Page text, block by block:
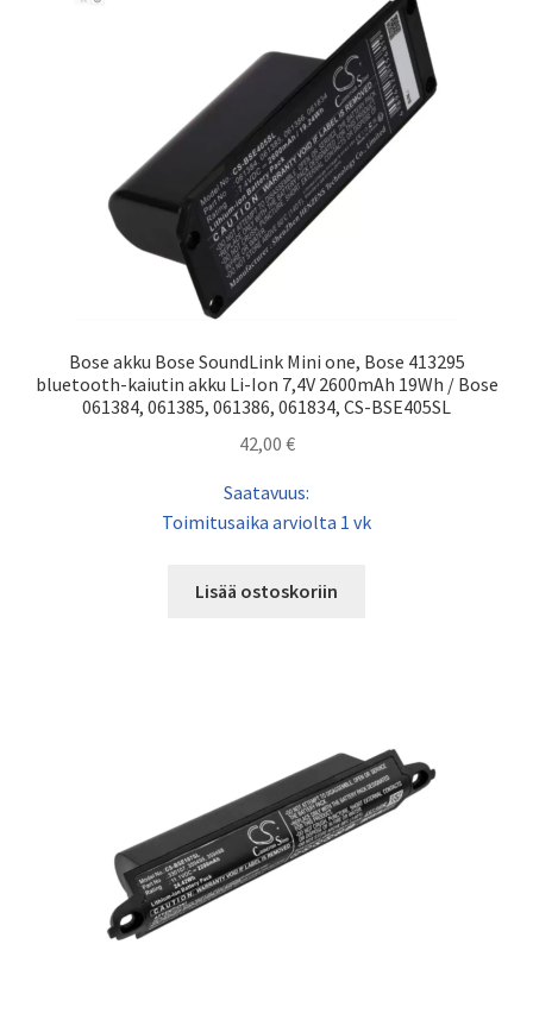
Bose akku Bose SoundLink Mini one, Bose 413295
bluetooth-kaiutin akku Li-Ion 7,4V 2600mAh 19Wh / Bose
061384, 061385, 061386, 061834, CS-BSE405SL
42,00 €
Saatavuus:
Toimitusaika arviolta 1 vk
Lisää ostoskoriin